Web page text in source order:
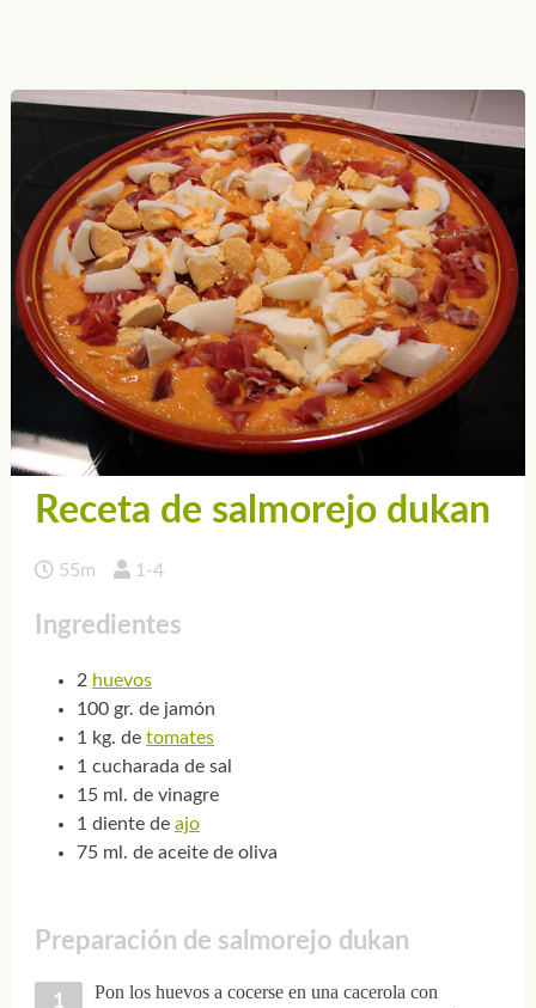
Receta de salmorejo dukan
55m 1-4
Ingredientes
2 huevos
100 gr. de jamón
1 kg. de tomates
1 cucharada de sal
15 ml. de vinagre
1 diente de ajo
75 ml. de aceite de oliva
Preparación de salmorejo dukan
Pon los huevos a cocerse en una cacerola con